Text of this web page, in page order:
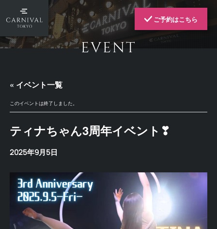
ご予約はこちら
EVENT
« イベント一覧
このイベントは終了しました。
ティナちゃん3周年イベント❣
2025年9月5日